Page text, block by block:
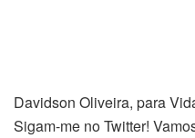
Davidson Oliveira, para
Sigam-me no Twitter!